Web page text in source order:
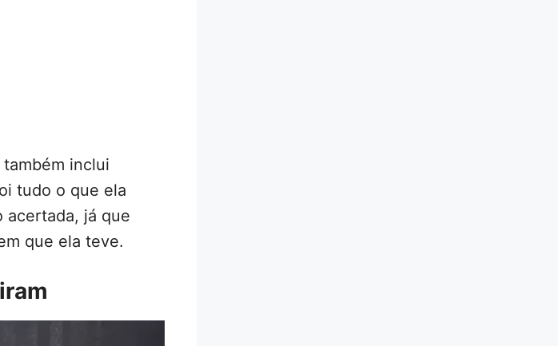
inclui
tudo o que ela
acertada, já que
que ela teve.